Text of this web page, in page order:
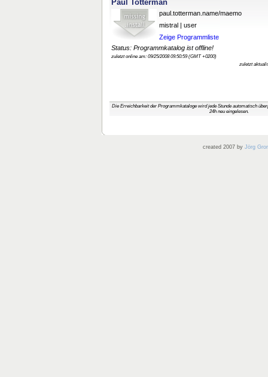
Paul Totterman
paul.totterman.name/maemo
mistral | user
Zeige Programmliste
Status: Programmkatalog ist offline!
zuletzt online am: 09/25/2008 09:50:59 (GMT +0200)
zuletzt
Die Erreichbarkeit der Programmkataloge wird jede Stunde automatisch
24h neu eingelesen.
created 2007 by Jörg